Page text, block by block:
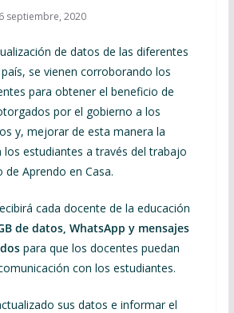
6 septiembre, 2020
de datos de las diferentes
se vienen corroborando los
para obtener el beneficio de
por el gobierno a los
y, mejorar de esta manera la
los estudiantes a través del trabajo
Aprendo en Casa.
cada docente de la educación
de datos, WhatsApp y mensajes
para que los docentes puedan
con los estudiantes.
sus datos e informar el